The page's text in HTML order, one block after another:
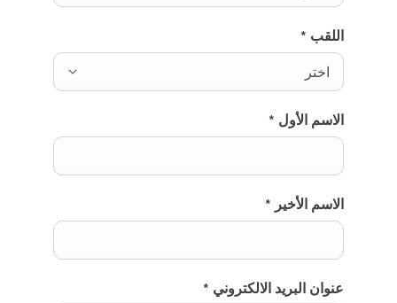
اللقب *
اختر
الاسم الأول *
الاسم الأخير *
عنوان البريد الالكتروني *